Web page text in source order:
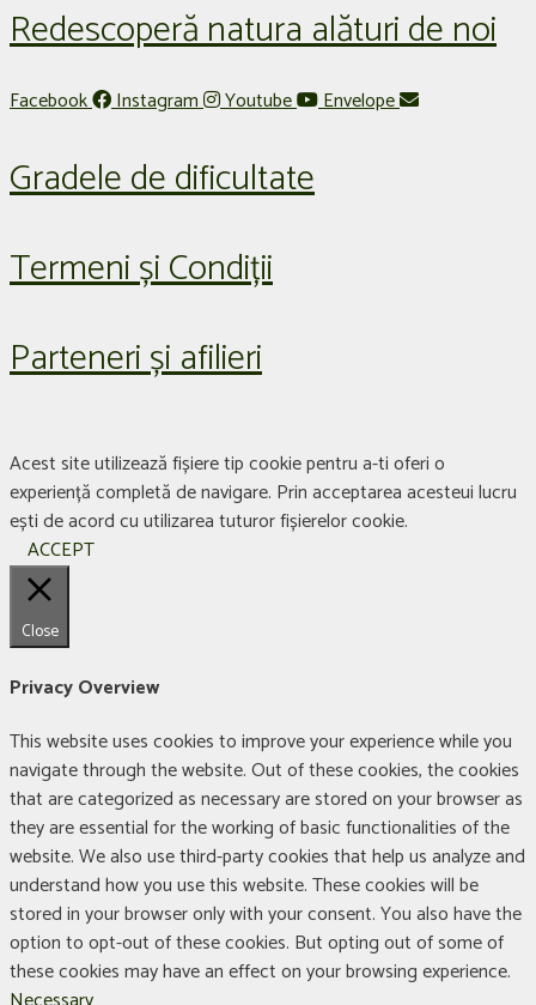
Redescoperă natura alături de noi
Facebook Instagram Youtube Envelope
Gradele de dificultate
Termeni și Condiții
Parteneri și afilieri
Acest site utilizează fișiere tip cookie pentru a-ti oferi o
experiență completă de navigare. Prin acceptarea acesteui lucru
ești de acord cu utilizarea tuturor fișierelor cookie.
ACCEPT
Close
Privacy Overview
This website uses cookies to improve your experience while you
navigate through the website. Out of these cookies, the cookies
that are categorized as necessary are stored on your browser as
they are essential for the working of basic functionalities of the
website. We also use third-party cookies that help us analyze and
understand how you use this website. These cookies will be
stored in your browser only with your consent. You also have the
option to opt-out of these cookies. But opting out of some of
these cookies may have an effect on your browsing experience.